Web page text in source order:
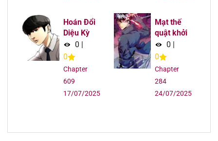
Chapter 154 12/08/2025
Chapter 153 12/08/2025
12/08/2025
Hoán Đổi
Diệu Kỳ
0
0
Chapter
609
17/07/2025
Mạt thế
quật khởi
0
0
Chapter
284
24/07/2025